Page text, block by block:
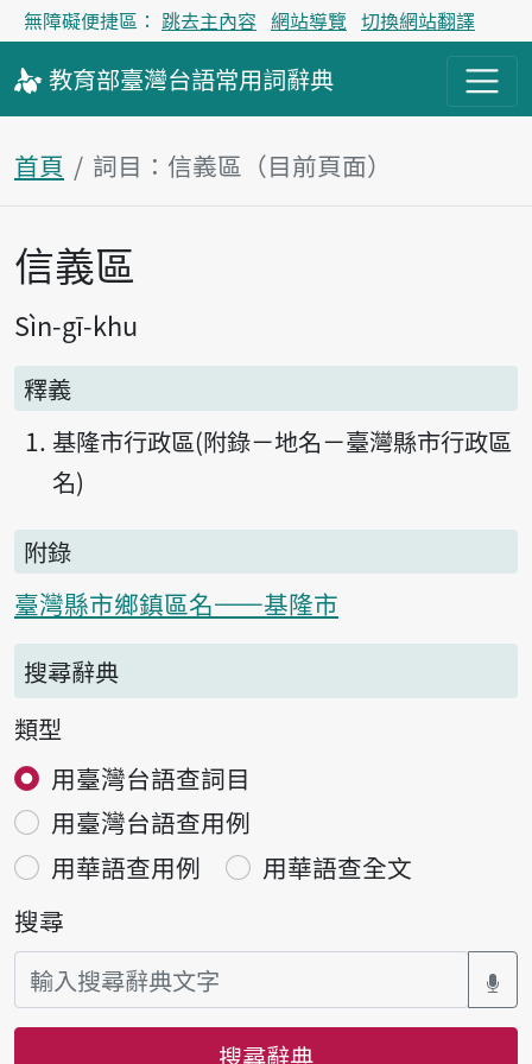
無障礙便捷區： 跳去主內容 網站導覽 切換網站翻譯
教育部臺灣台語常用詞辭典
首頁 詞目：信義區（目前頁面）
主內容區塊
信義區
Sìn-gī-khu
釋義
基隆市行政區(附錄－地名－臺灣縣市行政區
名)
附錄
臺灣縣市鄉鎮區名——基隆市
搜尋辭典
類型
用臺灣台語查詞目
用臺灣台語查用例
用華語查用例
用華語查全文
搜尋
搜尋辭典